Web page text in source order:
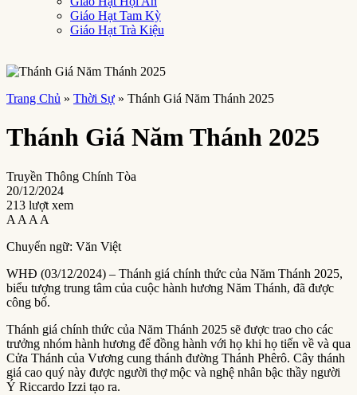
Giáo Hạt Tam Kỳ
Giáo Hạt Trà Kiệu
Trang Chủ » Thời Sự » Thánh Giá Năm Thánh 2025
Thánh Giá Năm Thánh 2025
Truyền Thông Chính Tòa
20/12/2024
213 lượt xem
A A A A
Chuyển ngữ: Văn Việt
WHĐ (03/12/2024) – Thánh giá chính thức của Năm Thánh 2025,
biểu tượng trung tâm của cuộc hành hương Năm Thánh, đã được
công bố.
Thánh giá chính thức của Năm Thánh 2025 sẽ được trao cho các
trưởng nhóm hành hương để đồng hành với họ khi họ tiến về và qua
Cửa Thánh của Vương cung thánh đường Thánh Phêrô. Cây thánh
giá cao quý này được người thợ mộc và nghệ nhân bậc thầy người
Ý Riccardo Izzi tạo ra.